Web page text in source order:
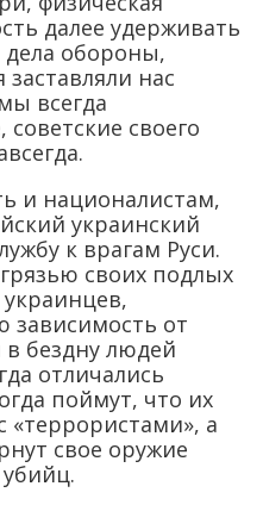
далее удерживать
дела обороны,
нас
всегда
своего
и националистам,
украинский
к врагам Руси.
своих подлых
зависимость от
бездну людей
отличались
поймут, что их
«террористами», а
свое оружие